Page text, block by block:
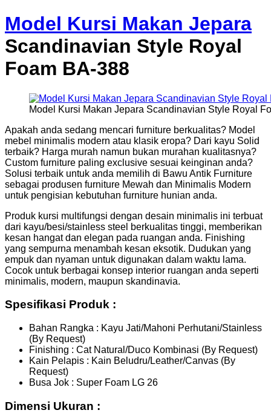
Model Kursi Makan Jepara
Scandinavian Style Royal
Foam BA-388
Model Kursi Makan Jepara Scandinavian Style Royal
Apakah anda sedang mencari furniture berkualitas? Model
mebel minimalis modern atau klasik eropa? Dari kayu Solid
terbaik? Harga murah namun bukan murahan kualitasnya?
Custom furniture paling exclusive sesuai keinginan anda?
Solusi terbaik untuk anda memilih di Bawu Antik Furniture
sebagai produsen furniture Mewah dan Minimalis Modern
untuk pengisian kebutuhan furniture hunian anda.
Produk kursi multifungsi dengan desain minimalis ini terbuat
dari kayu/besi/stainless steel berkualitas tinggi, memberikan
kesan hangat dan elegan pada ruangan anda. Finishing
yang sempurna menambah kesan eksotik. Dudukan yang
empuk dan nyaman untuk digunakan dalam waktu lama.
Cocok untuk berbagai konsep interior ruangan anda seperti
minimalis, modern, maupun skandinavia.
Spesifikasi Produk :
Bahan Rangka : Kayu Jati/Mahoni Perhutani/Stainless
(By Request)
Finishing : Cat Natural/Duco Kombinasi (By Request)
Kain Pelapis : Kain Beludru/Leather/Canvas (By
Request)
Busa Jok : Super Foam LG 26
Dimensi Ukuran :